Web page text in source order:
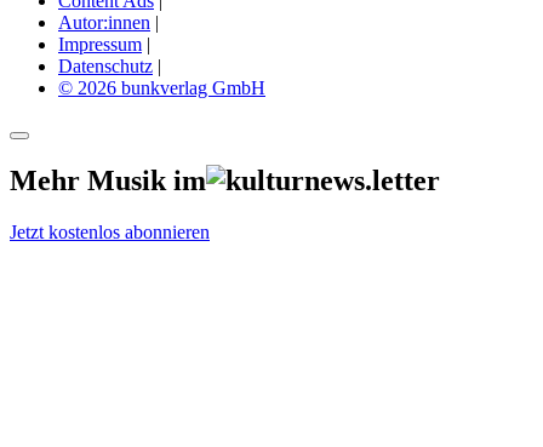
Autor:innen |
Impressum |
Datenschutz |
© 2026 bunkverlag GmbH
Mehr Musik im
Jetzt kostenlos abonnieren